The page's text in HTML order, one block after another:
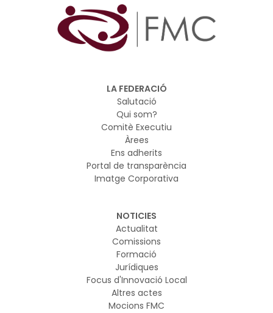
LA FEDERACIÓ
Salutació
Qui som?
Comitè Executiu
Àrees
Ens adherits
Portal de transparència
Imatge Corporativa
NOTICIES
Actualitat
Comissions
Formació
Jurídiques
Focus d'Innovació Local
Altres actes
Mocions FMC